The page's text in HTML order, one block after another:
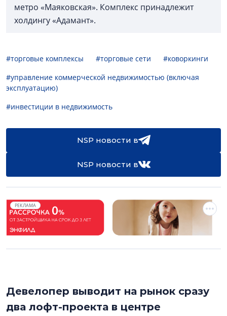
метро «Маяковская». Комплекс принадлежит
холдингу «Адамант».
#торговые комплексы #торговые сети
#коворкинги
#управление коммерческой недвижимостью (включая
эксплуатацию)
#инвестиции в недвижимость
NSP новости в
NSP новости в
РЕКЛАМА
Девелопер выводит на рынок сразу
два лофт-проекта в центре